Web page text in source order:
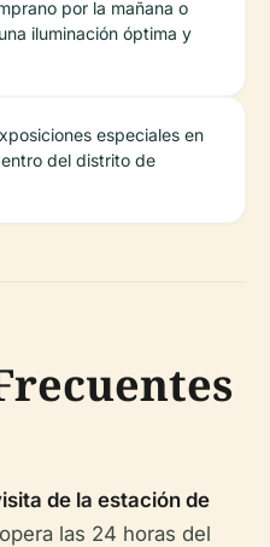
por la mañana o
iluminación óptima y
especiales en
del distrito de
de la estación de
las 24 horas del